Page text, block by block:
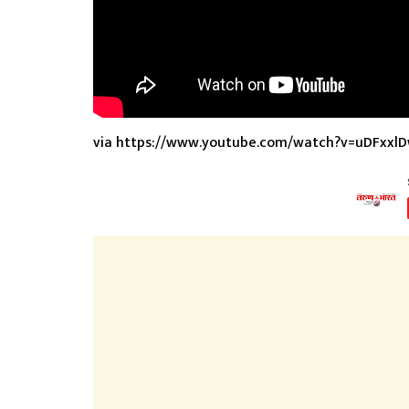
via https://www.youtube.com/